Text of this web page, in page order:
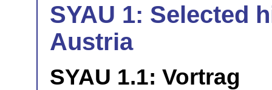
SYAU 1: Selected
Austria
SYAU 1.1: Vortrag